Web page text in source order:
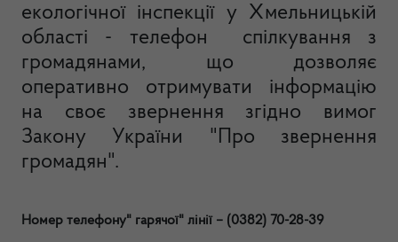
екологічної інспекції у Хмельницькій
області - телефон спілкування з
громадянами, що дозволяє
оперативно отримувати інформацію
на своє звернення згідно вимог
Закону України "Про звернення
громадян".
Номер телефону" гарячої" лінії – (0382) 70-28-39